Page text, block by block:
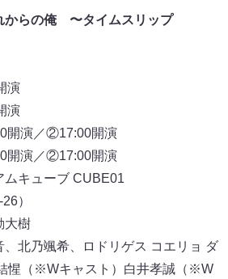
からの俺 〜タイムスリップ
演
演
開演／②17:00開演
開演／②17:00開演
ムキューブ CUBE01
）
大樹
北乃颯希、ロドリゲス コエリョ ダ
惺（※Wキャスト）白井孝誠（※W